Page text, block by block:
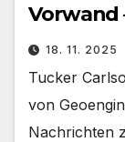
Vorwand
18. 11. 2025
Tucker
von
Nachrichten